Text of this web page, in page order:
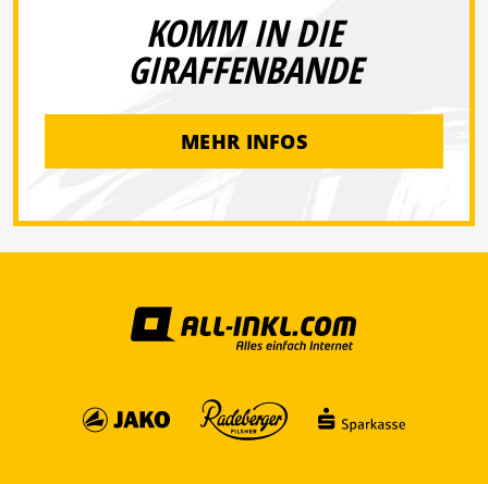
KOMM IN DIE
GIRAFFENBANDE
MEHR INFOS